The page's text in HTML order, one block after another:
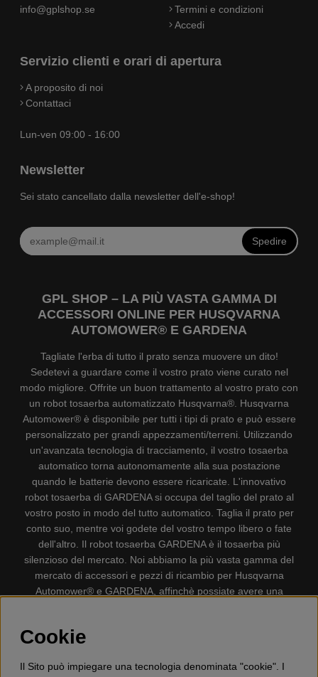
info@gplshop.se
Termini e condizioni
Accedi
Servizio clienti e orari di apertura
A proposito di noi
Contattaci
Lun-ven 09:00 - 16:00
Newsletter
Sei stato cancellato dalla newsletter dell'e-shop!
Spedire
GPL SHOP – LA PIÙ VASTA GAMMA DI
ACCESSORI ONLINE PER HUSQVARNA
AUTOMOWER® E GARDENA
Tagliate l'erba di tutto il prato senza muovere un dito!
Sedetevi a guardare come il vostro prato viene curato nel
modo migliore. Offrite un buon trattamento al vostro prato con
un robot tosaerba automatizzato Husqvarna®. Husqvarna
Automower® è disponibile per tutti i tipi di prato e può essere
personalizzato per grandi appezzamenti/terreni. Utilizzando
un'avanzata tecnologia di tracciamento, il vostro tosaerba
automatico torna autonomamente alla sua postazione
quando le batterie devono essere ricaricate. L'innovativo
robot tosaerba di GARDENA si occupa del taglio del prato al
vostro posto in modo del tutto automatico. Taglia il prato per
conto suo, mentre voi godete del vostro tempo libero o fate
dell'altro. Il robot tosaerba GARDENA è il tosaerba più
silenzioso del mercato. Noi abbiamo la più vasta gamma del
mercato di accessori e pezzi di ricambio per Husqvarna
Automower® e GARDENA, affinchè possiate avere una
Accessori per la protezione personale, Decespugliatori,
Aspirapolvere, Mototroncatrici, Attrezzature Forestali,
Cookie
Il Sito può impiegare una tecnologia denominata "cookie". I